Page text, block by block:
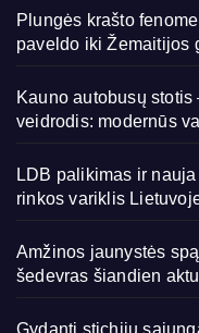
Plungės krašto
paveldo iki Žemaitijos
Kauno autobusų
veidrodis: modernūs
LDB palikimas ir
rinkos variklis
Amžinos jaunystės
šedevras šiandien
Gydanti stichijų